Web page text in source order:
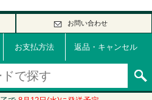
お問い合わせ
お支払方法 返品・キャンセル